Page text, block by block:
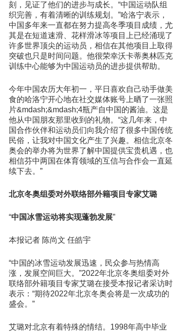
刻，见证了他们的进步与成长。“中国运动队组
织完善，有着清晰的训练规划。”哈洛宁表示，
中国多年来一直都在努力提高冬季项目成绩，尤
其是在短道速滑、花样滑冰等项目上已经涌现了
许多世界顶尖的运动员，相信在其他项目上取得
突破也只是时间问题。他很荣幸沃卡蒂奥林匹克
训练中心能够为中国运动员的进步提供帮助。
今年中国农历大年初一，平日喜欢自己动手做美
食的哈洛宁开心地在社交媒体账号上晒了一张照
片&mdash;&mdash;4瓶产自中国的酱油。这是
他从中国朋友那里收到的礼物。“这几年来，中
国合作伙伴和运动员们向我介绍了很多中国传统
民俗，让我对中国文化产生了兴趣。相信北京冬
奥会的举办将为世界了解中国提供宝贵机遇，也
相信芬中两国在体育领域的互信与合作会一直延
续下去。”
北京冬奥组委对外联络部外籍项目专家艾璐
“中国冰雪运动将实现蓬勃发展”
本报记者 陈尚文 任皓宇
“中国的冰雪运动发展迅速，民众参与热情高
涨，发展空间巨大。”2022年北京冬奥组委对外
联络部外籍项目专家艾璐在接受本报记者采访时
表示：“期待2022年北京冬奥会将是一次成功的
盛会。”
艾璐对北京有着特殊的情结。1998年高中毕业